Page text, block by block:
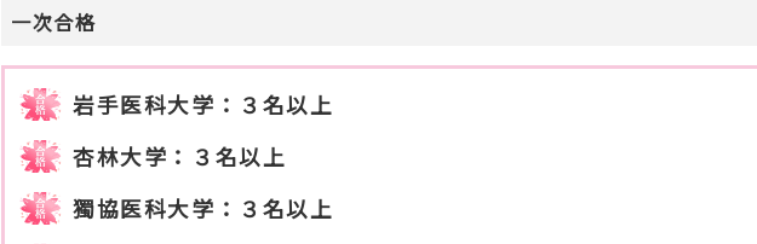
一次合格
岩手医科大学：３名以上
杏林大学：３名以上
獨協医科大学：３名以上